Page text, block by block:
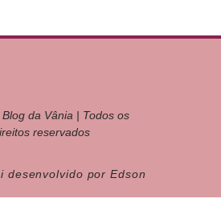
da Vânia | Todos os
reservados
desenvolvido por Edson